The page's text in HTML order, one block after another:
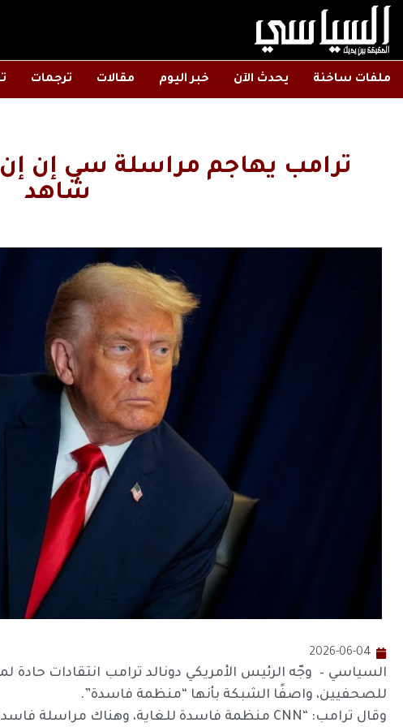
ملفات ساخنة يحدث الآن خبر اليوم مقالات ترجمات
ترامب يهاجم مراسلة سي إن إن
شاهد
2026-06-04
للصحفيين، واصفًا الشبكة بأنها “منظمة فاسدة”.
وقال ترامب: “CNN منظمة فاسدة للغاية، وهناك مراسلة فاسدة تقف هناك الآن…”، في إشارة إلى كولينز.